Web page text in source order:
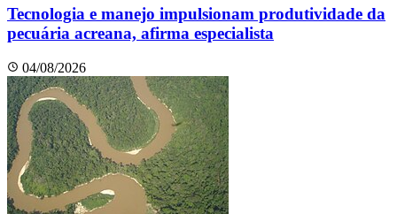
Tecnologia e manejo impulsionam produtividade da
pecuária acreana, afirma especialista
04/08/2026